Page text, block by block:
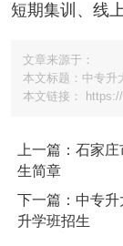
短期集训、线
文章来源于：
本文标题：中专升
本文链接：
上一篇：石家
生简章
下一篇：中专
升学班招生